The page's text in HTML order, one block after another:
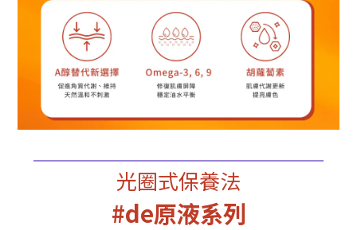
光圈式保養法
#de原液系列